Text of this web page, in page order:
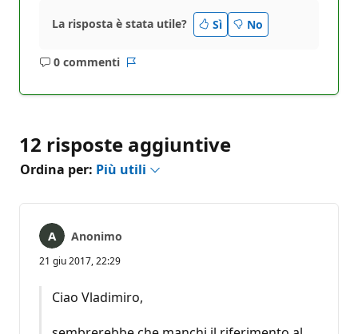
La risposta è stata utile? Sì No
0 commenti
Nessun
12 risposte aggiuntive
Ordina per: Più utili
Anonimo
21 giu 2017, 22:29
Ciao Vladimiro,